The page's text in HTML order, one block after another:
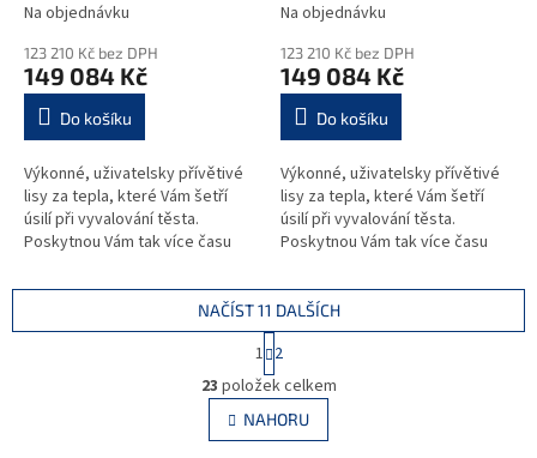
Na objednávku
123 210 Kč bez DPH
149 084 Kč
Do košíku
Výkonné, uživatelsky přívětivé
lisy za tepla, které Vám šetří
úsilí při vyvalování těsta.
Poskytnou Vám tak více času
Profesionální řada
Na objednávku
123 210 Kč bez DPH
149 084 Kč
Do košíku
Výkonné, uživatelsky přívětivé
lisy za tepla, které Vám šetří
úsilí při vyvalování těsta.
Poskytnou Vám tak více času
Profesionální řada
PRESSFORM...
O
v
l
á
NAČÍST 11 DALŠÍCH
t
r
á
n
k
1 2
23 položek celkem
NAHORU